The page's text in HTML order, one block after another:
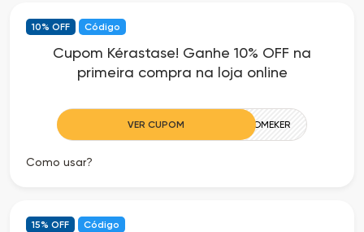
Todas
10% OFF Código
Cupom Kérastase! Ganhe 10% OFF na
primeira compra na loja online
VER CUPOM WELCOMEKER
Como usar?
15% OFF Código